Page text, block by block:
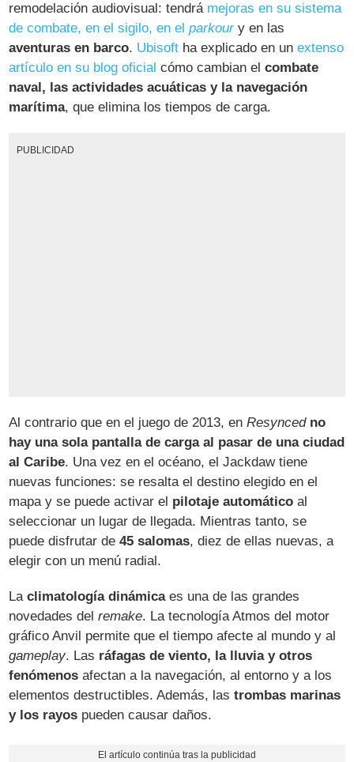
remodelación audiovisual: tendrá mejoras en su sistema
de combate, en el sigilo, en elparkoury en las
aventuras en barco. Ubisoft ha explicado en unextenso
artículo en su blog oficial cómo cambian elcombate
naval, las actividades acuáticas y la navegación
marítima, que elimina los tiempos de carga.
PUBLICIDAD
Al contrario que en el juego de 2013, enResynced no
hay una sola pantalla de carga al pasar de una ciudad
al Caribe. Una vez en el océano, el Jackdaw tiene
nuevas funciones: se resalta el destino elegido en el
mapa y se puede activar el pilotaje automático al
seleccionar un lugar de llegada. Mientras tanto, se
puede disfrutar de45 salomas, diez de ellas nuevas, a
elegir con un menú radial.
Laclimatología dinámicaes una de las grandes
novedades delremake. La tecnología Atmos del motor
gráfico Anvil permite que el tiempo afecte al mundo y al
gameplay. Las ráfagas de viento, la lluvia y otros
fenómenos afectan a la navegación, al entorno y a los
elementos destructibles. Además, lastrombas marinas
y los rayos pueden causar daños.